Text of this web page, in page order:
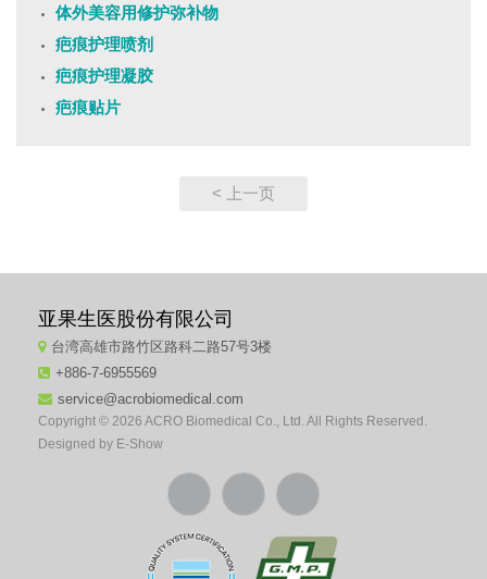
体外美容用修护弥补物
疤痕护理喷剂
疤痕护理凝胶
疤痕贴片
< 上一页
亚果生医股份有限公司
台湾高雄市路竹区路科二路57号3楼
+886-7-6955569
service@acrobiomedical.com
Copyright © 2026 ACRO Biomedical Co., Ltd. All Rights Reserved.
Designed by E-Show